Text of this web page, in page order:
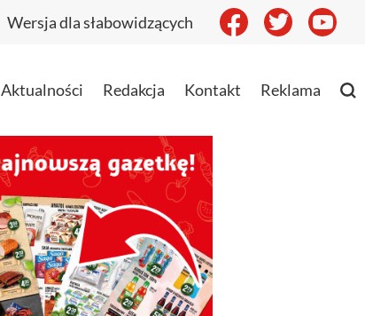
Wersja dla słabowidzących
Aktualności Redakcja Kontakt Reklama